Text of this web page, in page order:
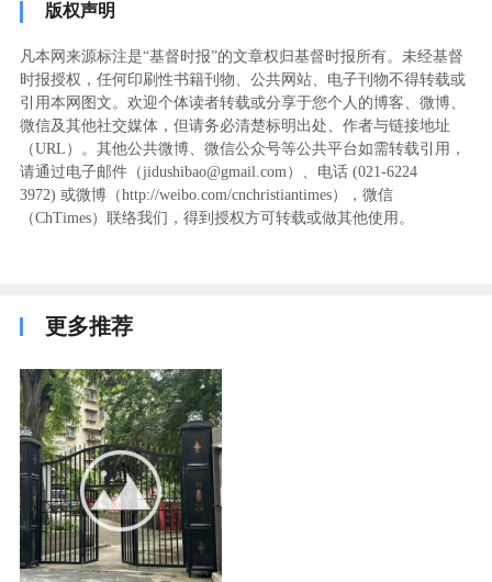
版权声明
凡本网来源标注是“基督时报”的文章权归基督时报所有。未经基督
时报授权，任何印刷性书籍刊物、公共网站、电子刊物不得转载或
引用本网图文。欢迎个体读者转载或分享于您个人的博客、微博、
微信及其他社交媒体，但请务必清楚标明出处、作者与链接地址
（URL）。其他公共微博、微信公众号等公共平台如需转载引用，
请通过电子邮件（jidushibao@gmail.com）、电话 (021-6224
3972) ‬或微博（http://weibo.com/cnchristiantimes），微信
（ChTimes）联络我们，得到授权方可转载或做其他使用。
更多推荐